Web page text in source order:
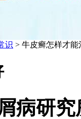
识 > 牛皮癣怎样才能
病研究